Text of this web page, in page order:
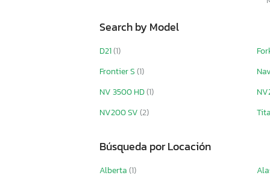
Strick
Tico
Timpte
Travel Supreme
United
Utility
Utility Tr
Utility Trailer
Search by Model
D21(1)
Frontier S(1)
NV 3500 HD(1)
NV200 SV(2)
Búsqueda por Locación
Alberta(1)